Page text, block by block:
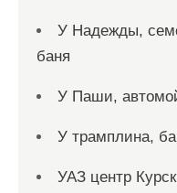
У Надежды,
баня
У Паши,
У трамплина,
УАЗ центр Курск